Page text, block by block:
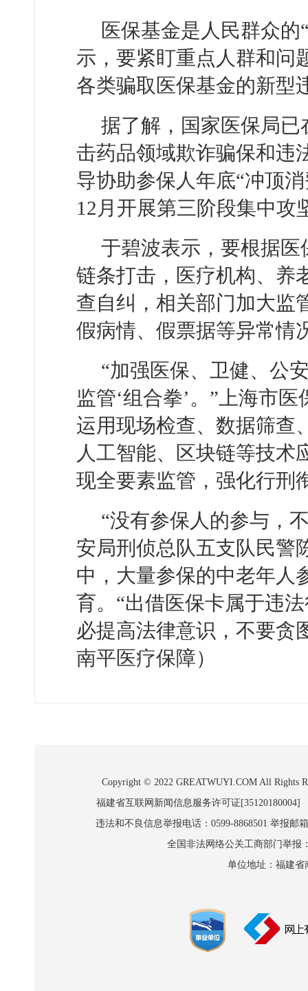
医保基金是人民群众的
示，要紧盯重点人群和问
各类骗取医保基金的新型
据了解，国家医保局
击药品领域欺诈骗保和违
导协助参保人年底“冲顶
12月开展第三阶段集中攻
于碧波表示，要根据
链条打击，医疗机构、养
查自纠，相关部门加大监
假病情、假票据等异常情
“加强医保、卫健、公
监管‘组合拳’。”上海市
运用现场检查、数据筛查
人工智能、区块链等技术
现全要素监管，强化行刑
“没有参保人的参与，
安局刑侦总队五支队民警
中，大量参保的中老年人
育。“出借医保卡属于违
必提高法律意识，不要贪
南平医疗保障）
Copyright © 2022 GREATWUYI.COM All Rights
福建省互联网新闻信息服务许可证
违法和不良信息举报电话：0599-8868501 举报邮
全国非法网络公关工商部门举报
单位地址：福建省